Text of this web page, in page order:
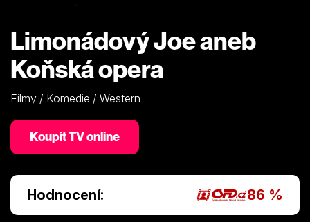
Limonádový Joe aneb
Koňská opera
Filmy / Komedie / Western
Koupit TV online
Hodnocení: 86 %